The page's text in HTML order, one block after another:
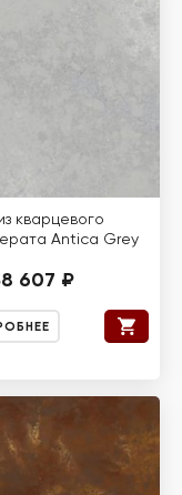
кварцевого
Antica Grey
607 ₽